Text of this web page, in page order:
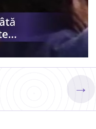
→